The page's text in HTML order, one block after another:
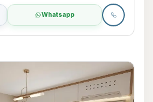
Whatsapp